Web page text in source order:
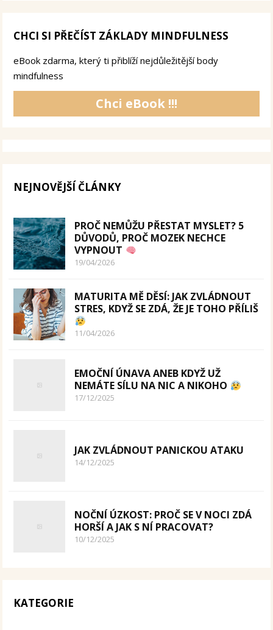
CHCI SI PŘEČÍST ZÁKLADY MINDFULNESS
eBook zdarma, který ti přiblíží nejdůležitější body
mindfulness
Chci eBook !!!
NEJNOVĚJŠÍ ČLÁNKY
PROČ NEMŮŽU PŘESTAT MYSLET? 5
DŮVODŮ, PROČ MOZEK NECHCE
VYPNOUT
19/04/2026
MATURITA MĚ DĚSÍ: JAK ZVLÁDNOUT
STRES, KDYŽ SE ZDÁ, ŽE JE TOHO PŘÍLIŠ
11/04/2026
EMOČNÍ ÚNAVA ANEB KDYŽ UŽ
NEMÁTE SÍLU NA NIC A NIKOHO
17/12/2025
JAK ZVLÁDNOUT PANICKOU ATAKU
14/12/2025
NOČNÍ ÚZKOST: PROČ SE V NOCI ZDÁ
HORŠÍ A JAK S NÍ PRACOVAT?
10/12/2025
KATEGORIE